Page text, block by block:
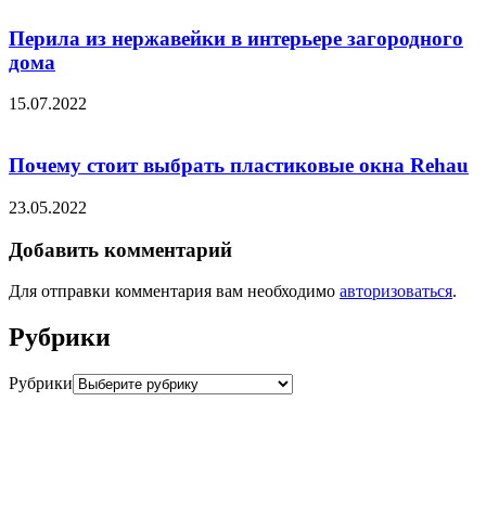
Перила из нержавейки в интерьере загородного
дома
15.07.2022
Почему стоит выбрать пластиковые окна Rehau
23.05.2022
Добавить комментарий
Для отправки комментария вам необходимо авторизоваться.
Рубрики
Рубрики